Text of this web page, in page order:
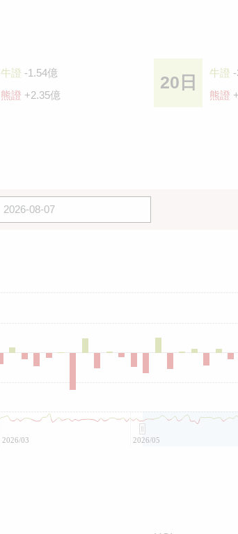
牛證 -1.54億
熊證 +2.35億
20日 牛證
熊證
2026/03 2026/05